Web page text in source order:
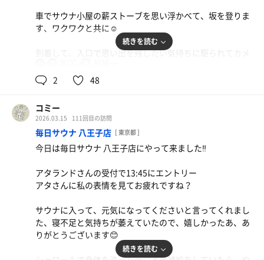
脱衣所は明るくて広い、ロッカーもサウナ利用とお風呂の
み利用と別れていました
切妻屋根、天井の中央部が高く、大きな窓があり明るい🔆
★浴室
内湯は通路近くは半円で角がない浴槽が中央に鎮座、その
周りを囲うようにカランが並ぶ
浴槽は電気風呂、この3種類のジェットバス
入口付近にイスと洗面器が置いてあるので、取ろうとする
と、積み重なっているイスがきつく重なっていて取れなか
った人を待っていたら、重なったのが取れた後に、『悪い
ね』と言って笑顔で、洗面器を手渡ししてくれました、ほ
っこりした出来事に温かい気持ちに…
カランで洗体後に、内湯の浴槽で身体を温めます
車でサウナ小屋の薪ストーブを思い浮かべて、坂を登りま
す、ワクワクと共に☺️
到着して、入口で思い出を残したい気持ちに駆られてカメ
タッフさんに、『あれっ、数日前にお越しになってますよ
ね』『1週間前に来ました』と伝えると、『もう1週間経っ
たんですね』
他愛もない会話かもしれないけれど、覚えてもらえていた
夕暮れ時のこのタイミングの逃すまいと、ここでもシャッ
ハットをかぶってサ室に入る、室内は90℃
この空間は薪ストーブから聞こえる音の他は無音、心地良
い静寂、時間が止まっているかのように思考もシャットダ
続きを読む
2 48
コミー
2026.03.15 111回目の訪問
毎日サウナ 八王子店 [ 東京都 ]
今日は毎日サウナ 八王子店にやって来ました‼️
アタランドさんの受付で13:45にエントリー
アタさんに私の表情を見てお疲れですね？
サウナに入って、元気になってくださいと言ってくれまし
た、寝不足と気持ちが萎えていたので、嬉しかったあ、あ
りがとうございます😊
続きを読む